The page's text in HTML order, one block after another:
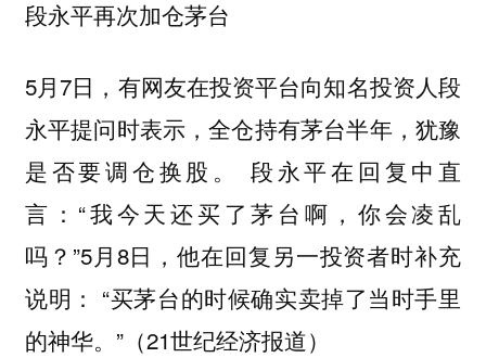
段永平再次加仓茅台
5月7日，有网友在投资平台向知名投资人段
永平提问时表示，全仓持有茅台半年，犹豫
是否要调仓换股。 段永平在回复中直
言：“我今天还买了茅台啊，你会凌乱
吗？”5月8日，他在回复另一投资者时补充
说明： “买茅台的时候确实卖掉了当时手里
的神华。”（21世纪经济报道）